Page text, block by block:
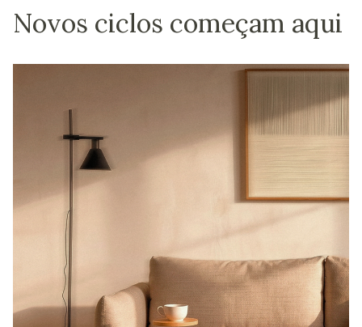
Novos ciclos começam aqui